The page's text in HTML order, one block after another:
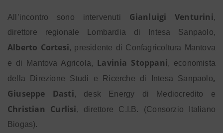
All’incontro sono intervenuti Gianluigi Venturini,
direttore regionale Lombardia di Intesa Sanpaolo,
Alberto Cortesi, presidente di Confagricoltura Mantova
e di Mantova Agricola, Lavinia Stoppani, economista
della Direzione Studi e Ricerche di Intesa Sanpaolo,
Giuseppe Dasti, desk Energy di Mediocredito e
Christian Curlisi , direttore C.I.B. (Consorzio Italiano
Biogas).